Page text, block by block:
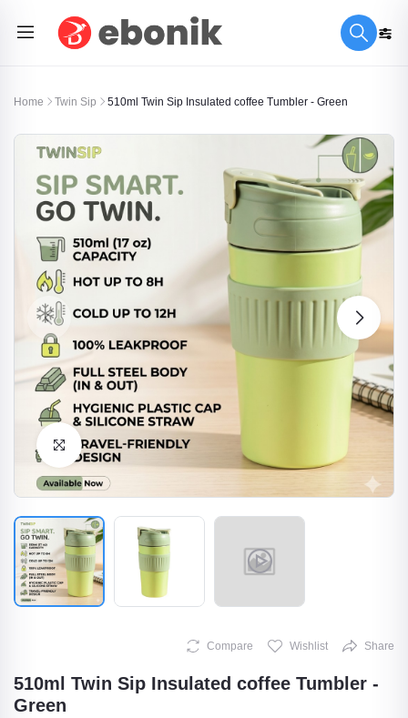
Home Twin Sip 510ml Twin Sip Insulated coffee Tumbler - Green
Click to Enlarge
Compare Wishlist Share
510ml Twin Sip Insulated coffee Tumbler -
Green